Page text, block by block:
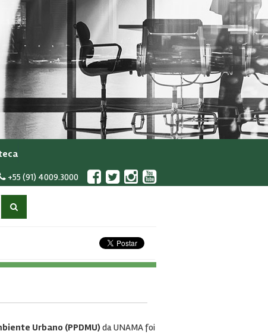
+55 (91) 4009.3000
Urbano (PPDMU)da UNAMA foi